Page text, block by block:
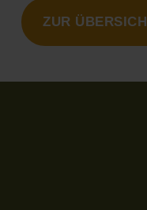
ZUR